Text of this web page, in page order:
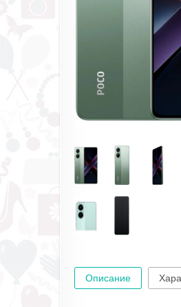
Описание